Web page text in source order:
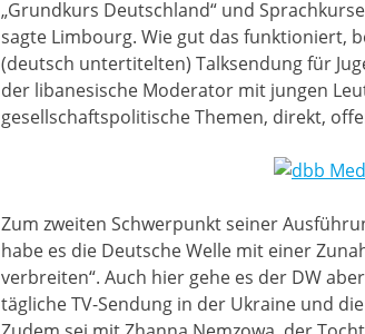
„Grundkurs Deutschland“ und
sagte Limbourg. Wie gut das funktioniert,
(deutsch untertitelten) Talksendung für
der libanesische Moderator mit jungen
gesellschaftspolitische Themen, direkt,
Zum zweiten Schwerpunkt seiner
habe es die Deutsche Welle mit einer
verbreiten“. Auch hier gehe es der DW
tägliche TV-Sendung in der Ukraine und